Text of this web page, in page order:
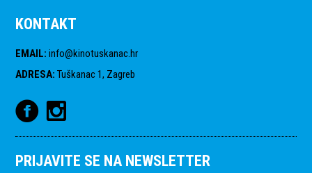
KONTAKT
EMAIL: info@kinotuskanac.hr
ADRESA: Tuškanac 1, Zagreb
PRIJAVITE SE NA NEWSLETTER